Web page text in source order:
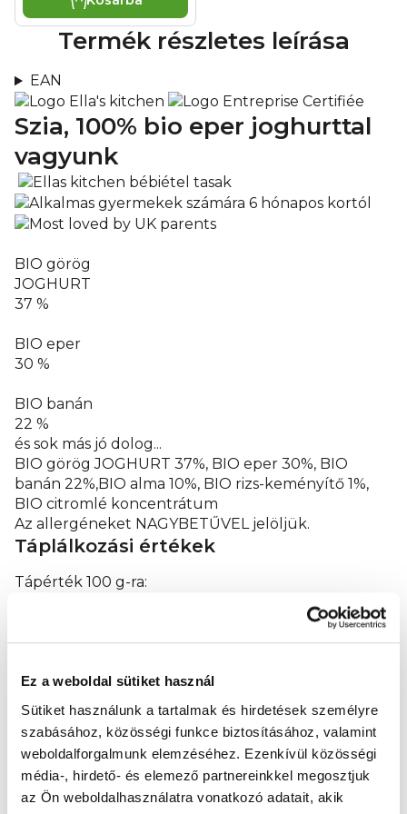
Ez a weboldal sütiket használ
Sütiket használunk a tartalmak és hirdetések személyre
szabásához, közösségi funkce biztosításához, valamint
weboldalforgalmunk elemzéséhez. Ezenkívül közösségi
média-, hirdető- és elemező partnereinkkel megosztjuk
az Ön weboldalhasználatra vonatkozó adatait, akik
Termék részletes leírása
EAN
Szia, 100% bio eper joghurttal
vagyunk
BIO görög
JOGHURT
37 %
BIO eper
30 %
BIO banán
22 %
és sok más jó dolog...
BIO görög JOGHURT 37%, BIO eper 30%, BIO
banán 22%,BIO alma 10%, BIO rizs-keményítő 1%,
BIO citromlé koncentrátum
Az allergéneket NAGYBETŰVEL jelöljük.
Táplálkozási értékek
Tápérték 100 g-ra:
370/88
Zsírok
g
Szénhidrátok2
11,1